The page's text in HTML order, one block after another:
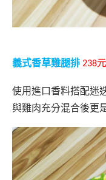
義式香草雞腿排 238元
使用進口香料搭配迷
與雞肉充分混合後更